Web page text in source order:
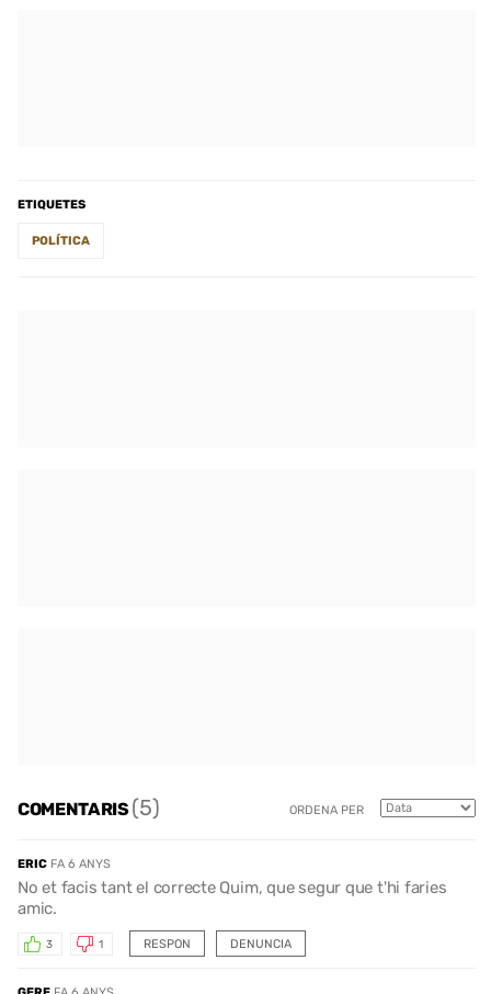
ETIQUETES
POLÍTICA
COMENTARIS(5) ORDENA PER
ERIC FA 6 ANYS
No et facis tant el correcte Quim, que segur que t'hi faries
amic.
RESPON
3 1 DENUNCIA